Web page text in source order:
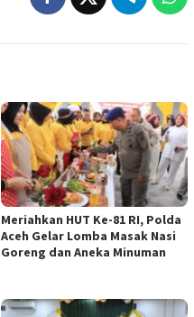
Meriahkan HUT Ke-81 RI, Polda
Aceh Gelar Lomba Masak Nasi
Goreng dan Aneka Minuman